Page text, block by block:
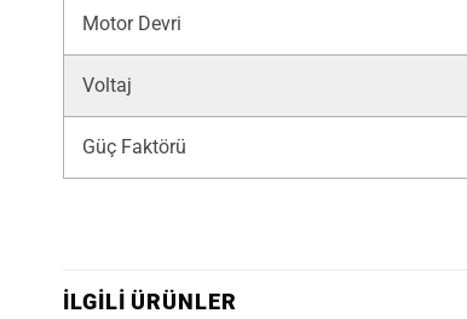
Motor Devri
Voltaj
Güç Faktörü
İLGILI ÜRÜNLER